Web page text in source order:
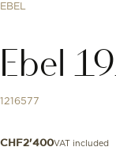
EBEL
Ebel
1216577
CHF2'400VAT included